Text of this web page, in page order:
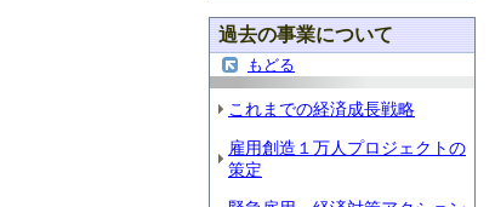
過去の事業について
もどる
これまでの経済成長戦略
雇用創造１万人プロジェクトの
策定